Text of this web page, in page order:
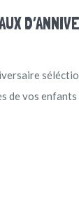
de vos enfants